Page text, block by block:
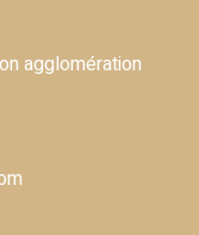
agglomération